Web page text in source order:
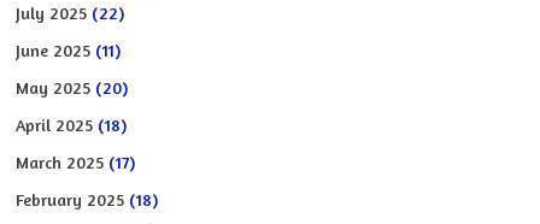
July 2025 (22)
June 2025 (11)
May 2025 (20)
April 2025 (18)
March 2025 (17)
February 2025 (18)